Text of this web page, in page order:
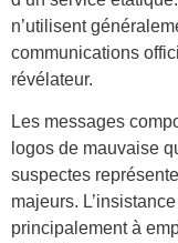
n’utilisent
communications
révélateur.
Les messages
logos de mauvaise
suspectes
majeurs.
principalement à